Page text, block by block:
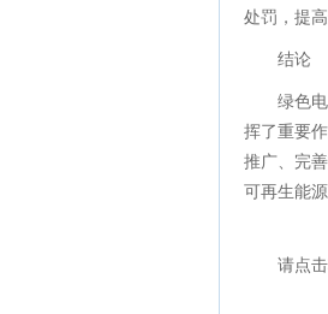
处罚，提
结论
绿色
挥了重要
推广、完
可再生能
请点